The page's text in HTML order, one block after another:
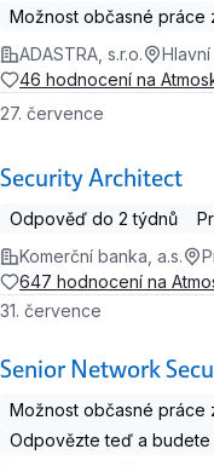
Možnost občasné práce
ADASTRA, s.r.o.
Hlavní
46 hodnocení na
Security Architect
27. července
Odpověď do 2 týdnů
Komerční banka, a.s.
647 hodnocení na
Senior Network
31. července
Možnost občasné práce
Odpovězte teď a budete